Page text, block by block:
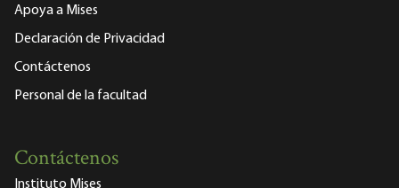
Apoya a Mises
Declaración de Privacidad
Contáctenos
Personal de la facultad
Contáctenos
Instituto Mises